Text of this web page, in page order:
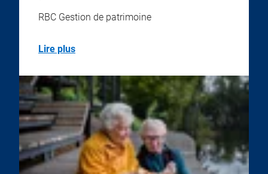
RBC Gestion de patrimoine
Lire plus